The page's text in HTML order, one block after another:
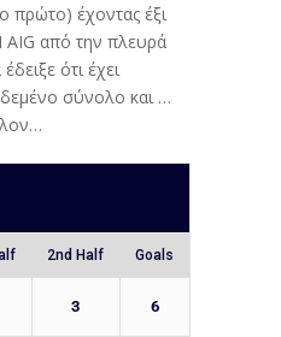
πρώτο) έχοντας έξι
AIG από την πλευρά
ότι έχει
δεμένο σύνολο και …
2nd Half Goals
3 6